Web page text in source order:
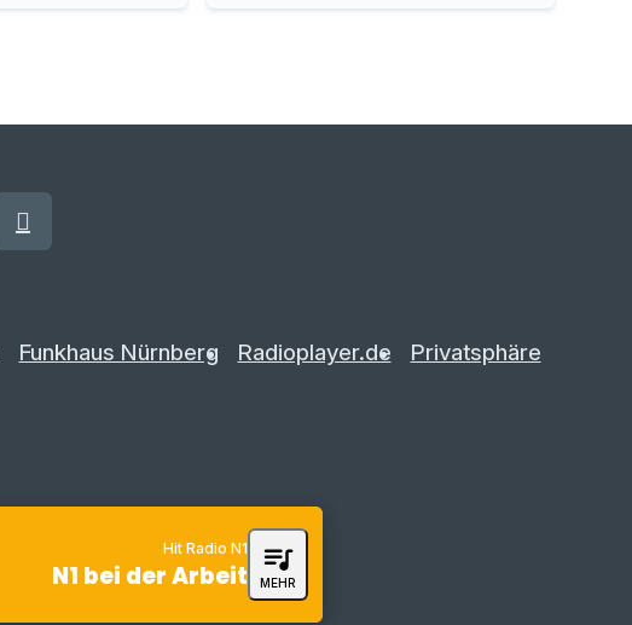
Funkhaus Nürnberg Radioplayer.de
Privatsphäre
N1 bei der Arbeit
Hit Radio N1 queue_music